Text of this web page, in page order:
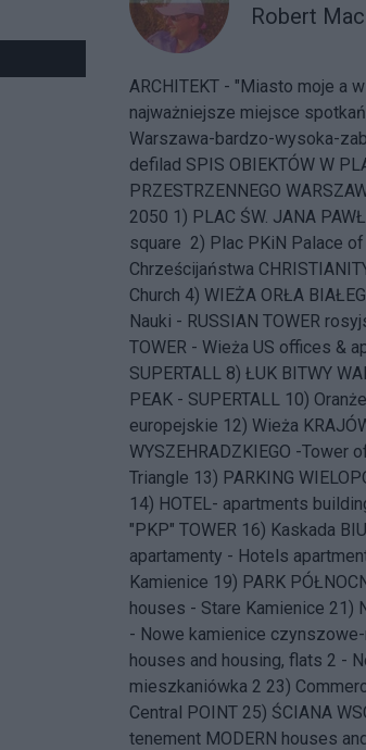
Robert
ARCHITEKT - "Miasto moje a w
najważniejsze miejsce
Warszawa-bardzo-wysoka-
defilad SPIS OBIEKTÓW W
PRZESTRZENNEGO
2050 1) PLAC ŚW. JANA
square 2) Plac PKiN Palace
Chrześcijaństwa
Church 4) WIEŻA ORŁA
Nauki - RUSSIAN TOWER
TOWER - Wieża US offices &
SUPERTALL 8) ŁUK BITWY
PEAK - SUPERTALL 10)
europejskie 12) Wieża
WYSZEHRADZKIEGO -Tower
Triangle 13) PARKING
14) HOTEL- apartments
"PKP" TOWER 16) Kaskada
apartamenty - Hotels
Kamienice 19) PARK
houses - Stare Kamienice 21)
- Nowe kamienice
houses and housing, flats 2 -
mieszkaniówka 2 23)
Central POINT 25) ŚCIANA
tenement MODERN houses